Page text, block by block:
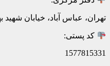
تهران، عباس آباد، خیابان شهید
کد پستی:
1577815331